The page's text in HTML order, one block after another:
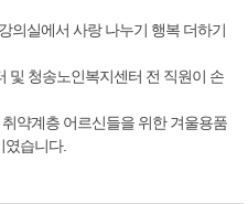
의실에서 사랑 나누기 행복 더하기
및 청송노인복지센터 전 직원이 손
약계층 어르신들을 위한 겨울용품
였습니다.